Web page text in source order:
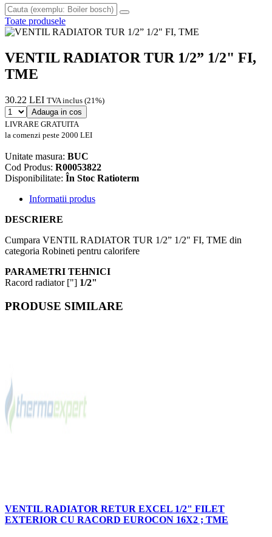
Toate produsele
VENTIL RADIATOR TUR 1/2” 1/2" FI,
TME
30.22 LEI TVA inclus (21%)
Adauga in cos
LIVRARE GRATUITA
la comenzi peste 2000 LEI
Unitate masura: BUC
Cod Produs: R00053822
Disponibilitate: În Stoc Ratioterm
Informatii produs
DESCRIERE
Cumpara VENTIL RADIATOR TUR 1/2” 1/2" FI, TME din
categoria Robineti pentru calorifere
PARAMETRI TEHNICI
Racord radiator ["] 1/2"
PRODUSE SIMILARE
VENTIL RADIATOR RETUR EXCEL 1/2" FILET
EXTERIOR CU RACORD EUROCON 16X2 ; TME